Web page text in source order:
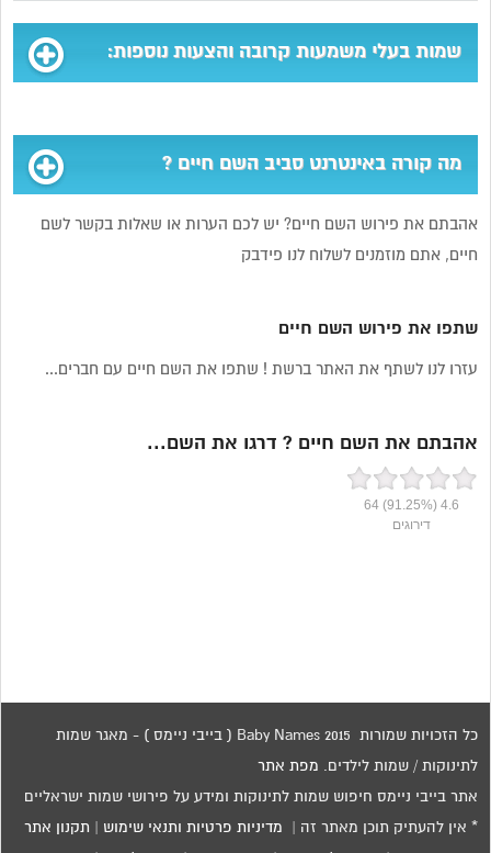
שמות בעלי משמעות קרובה והצעות נוספות:
מה קורה באינטרנט סביב השם חיים ?
אהבתם את פירוש השם חיים? יש לכם הערות או שאלות בקשר לשם
חיים, אתם מוזמנים לשלוח לנו פידבק
שתפו את פירוש השם חיים
עזרו לנו לשתף את האתר ברשת ! שתפו את השם חיים עם חברים...
אהבתם את השם חיים ? דרגו את השם...
4.6
(91.25%)
64
דירוגים
כל הזכויות שמורות 2015 Baby Names ( בייבי ניימס ) - מאגר שמות
לתינוקות / שמות לילדים. מפת אתר
אתר בייבי ניימס חיפוש שמות לתינוקות ומידע על פירושי שמות ישראליים
* אין להעתיק תוכן מאתר זה | מדיניות פרטיות ותנאי שימוש תקנון אתר